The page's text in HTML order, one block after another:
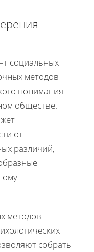
социальных
методов
понимания
обществе.
от
различий,
методов
собрать